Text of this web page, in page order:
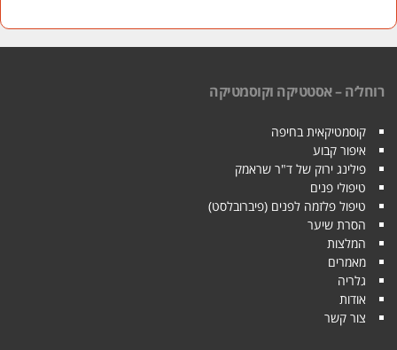
רוחל׳ה – אסטטיקה וקוסמטיקה
קוסמטיקאית בחיפה
איפור קבוע
פילינג ירוק של ד"ר שראמק
טיפולי פנים
טיפול פלזמה לפנים (פיברובלסט)
הסרת שיער
המלצות
מאמרים
גלריה
אודות
צור קשר